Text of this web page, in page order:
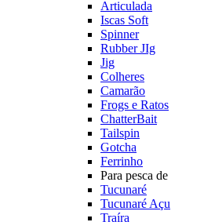
Articulada
Iscas Soft
Spinner
Rubber JIg
Jig
Colheres
Camarão
Frogs e Ratos
ChatterBait
Tailspin
Gotcha
Ferrinho
Para pesca de
Tucunaré
Tucunaré Açu
Traíra